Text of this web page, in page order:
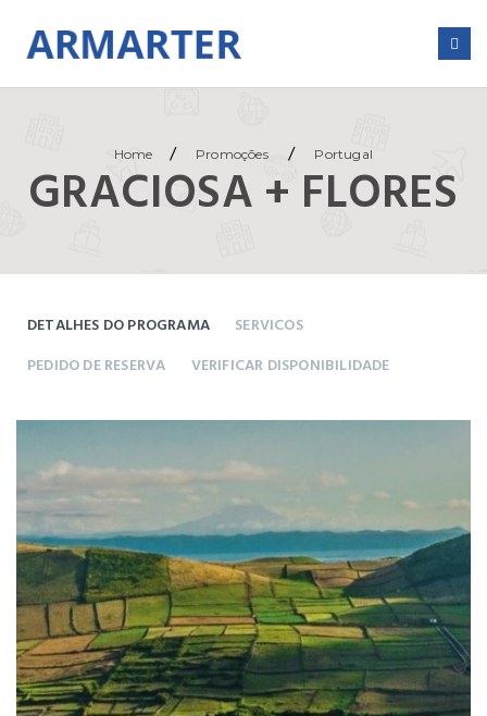
Home / Promoções / Portugal
GRACIOSA + FLORES
DETALHES DO PROGRAMA
SERVICOS
PEDIDO DE RESERVA
VERIFICAR DISPONIBILIDADE